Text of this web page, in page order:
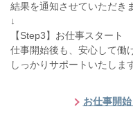
結果を通知させていただき
↓
【Step3】お仕事スタート
仕事開始後も、安心して働
しっかりサポートいたしま
お仕事開